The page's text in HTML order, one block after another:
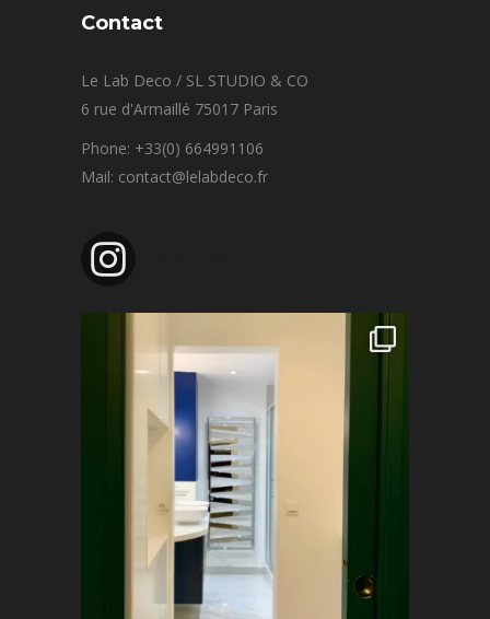
Contact
Le Lab Deco / SL STUDIO & CO
6 rue d'Armaillé 75017 Paris
Phone: +33(0) 664991106
Mail: contact@lelabdeco.fr